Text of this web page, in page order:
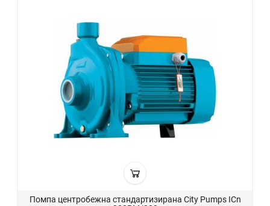
Помпа центробежна стандартизирана City Pumps ICn